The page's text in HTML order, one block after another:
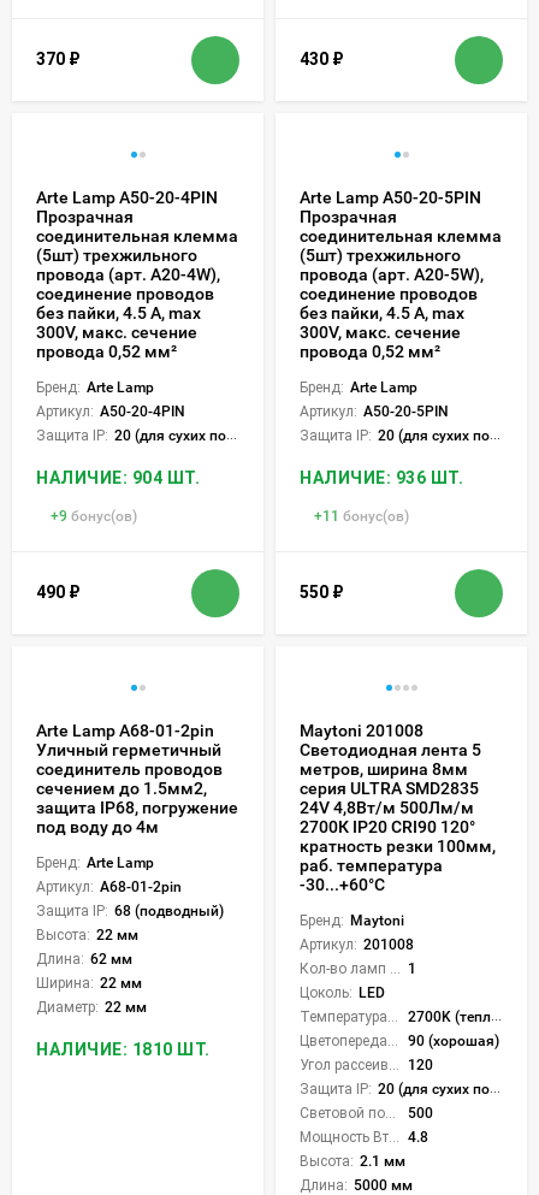
370 ₽ 430 ₽
Arte Lamp A50-20-4PIN
Прозрачная
соединительная клемма
(5шт) трехжильного
провода (арт. A20-4W),
соединение проводов
без пайки, 4.5 А, max
300V, макс. сечение
провода 0,52 мм²
Бренд: Arte Lamp
Артикул: A50-20-4PIN
Защита IP: 20 (для сухих пом.)
НАЛИЧИЕ: 904 ШТ.
+9 бонус(ов)
490 ₽
Arte Lamp A50-20-5PIN
Прозрачная
соединительная клемма
(5шт) трехжильного
провода (арт. A20-5W),
соединение проводов
без пайки, 4.5 А, max
300V, макс. сечение
провода 0,52 мм²
Бренд: Arte Lamp
Артикул: A50-20-5PIN
Защита IP: 20 (для сухих пом.)
НАЛИЧИЕ: 936 ШТ.
+11 бонус(ов)
550 ₽
Arte Lamp A68-01-2pin
Уличный герметичный
соединитель проводов
сечением до 1.5мм2,
защита IP68, погружение
под воду до 4м
Бренд: Arte Lamp
Артикул: A68-01-2pin
Защита IP: 68 (подводный)
Высота: 22 мм
Длина: 62 мм
Ширина: 22 мм
Диаметр: 22 мм
НАЛИЧИЕ: 1810 ШТ.
Maytoni 201008
Cветодиодная лента 5
метров, ширина 8мм
серия ULTRA SMD2835
24V 4,8Вт/м 500Лм/м
2700К IP20 CRI90 120°
кратность резки 100мм,
раб. температура
-30...+60°С
Бренд: Maytoni
Артикул: 201008
1
Цоколь: LED
2700K (теплый)
90 (хорошая)
120
Защита IP: 20 (для сухих пом.)
500
4.8
Высота: 2.1 мм
Длина: 5000 мм